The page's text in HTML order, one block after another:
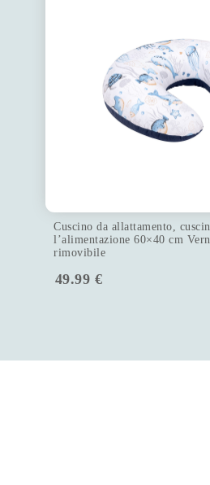
Cuscino da allattamento,
l’alimentazione 60×40 cm
rimovibile
49.99 €